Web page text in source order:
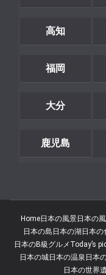
高知
福岡
大分
鹿児島
Home日本の風景日本の
日本の島 日本の湖日本
日本のB級グルメ Today’s
日本の城日本の温泉 日本
日本の世界